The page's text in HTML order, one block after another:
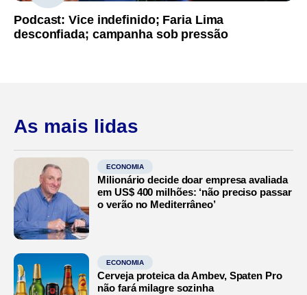
Podcast: Vice indefinido; Faria Lima
desconfiada; campanha sob pressão
As mais lidas
ECONOMIA
Milionário decide doar empresa avaliada
em US$ 400 milhões: ‘não preciso passar
o verão no Mediterrâneo’
ECONOMIA
Cerveja proteica da Ambev, Spaten Pro
não fará milagre sozinha